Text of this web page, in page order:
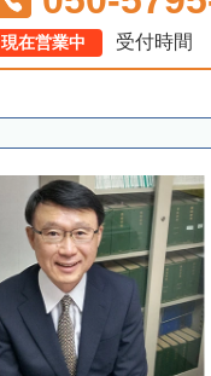
現在営業中 受付時間